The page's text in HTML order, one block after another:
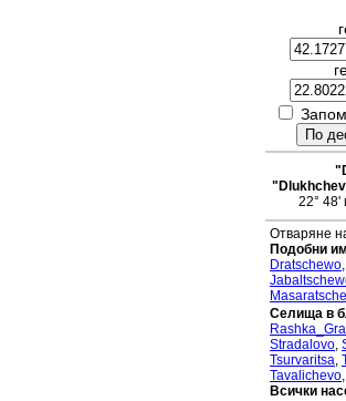
22° 48'
Отваряне
Подобни
Dratschewo,
Селища в
Stradalovo,
Tsurvaritsa,
Tavalichevo,
Всички